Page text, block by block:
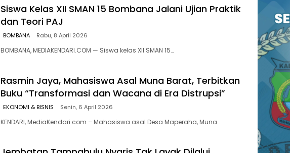
Siswa Kelas XII SMAN 15 Bombana Jalani Ujian Praktik
dan Teori PAJ
BOMBANA Rabu, 8 April 2026
BOMBANA, MEDIAKENDARI.COM — Siswa kelas XII SMAN 15…
Rasmin Jaya, Mahasiswa Asal Muna Barat, Terbitkan
Buku “Transformasi dan Wacana di Era Distrupsi”
EKONOMI & BISNIS Senin, 6 April 2026
‎KENDARI, MediaKendari.com – Mahasiswa asal Desa Maperaha, Muna…